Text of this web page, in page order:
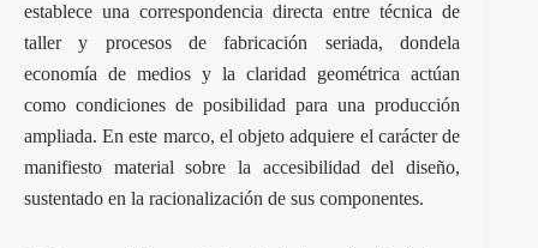
establece una correspondencia directa entre técnica de
taller y procesos de fabricación seriada, dondela
economía de medios y la claridad geométrica actúan
como condiciones de posibilidad para una producción
ampliada. En este marco, el objeto adquiere el carácter de
manifiesto material sobre la accesibilidad del diseño,
sustentado en la racionalización de sus componentes.